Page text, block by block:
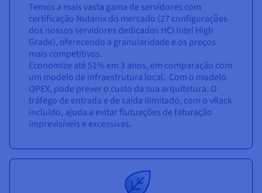
Temos a mais vasta gama de servidores com
certificação Nutanix do mercado (27 configurações
dos nossos servidores dedicados HCI Intel High
Grade), oferecendo a granularidade e os preços
mais competitivos.
Economize até 51% em 3 anos, em comparação com
um modelo de infraestrutura local. Com o modelo
OPEX, pode prever o custo da sua arquitetura. O
tráfego de entrada e de saída ilimitado, com o vRack
incluído, ajuda a evitar flutuações de faturação
imprevisíveis e excessivas.